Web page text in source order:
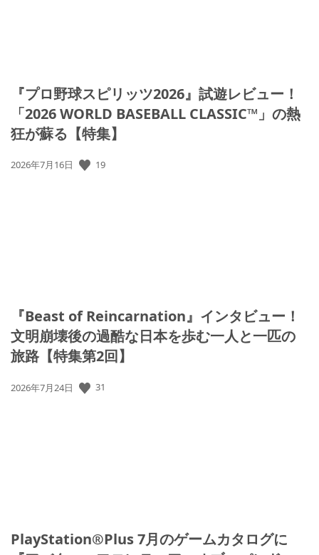
『プロ野球スピリッツ2026』試遊レビュー！
「2026 WORLD BASEBALL CLASSIC™」の熱
狂が蘇る【特集】
公
2026年7月16日 19
『Beast of Reincarnation』インタビュー！
文明崩壊後の過酷な日本を歩む一人と一匹の
旅路【特集第2回】
公
2026年7月24日 31
PlayStation®Plus 7月のゲームカタログに